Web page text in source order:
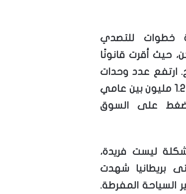
خطوات للتصدي
حيث أقرت قانونًا
ارتفع عدد وحدات
الإيجار السياحي من 300 ألف إلى 1.2 مليون بين عامي
من الضغط على السوق
ليست فريدة،
بريطانيا شهدت
السياحة المفرطة.